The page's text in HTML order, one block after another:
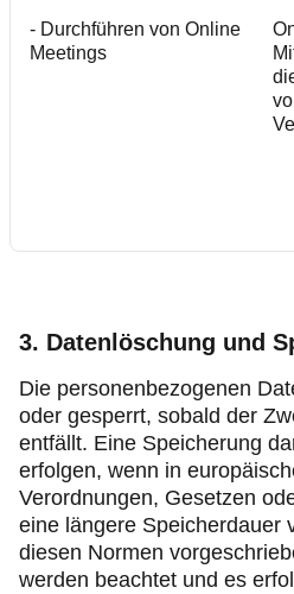
- Durchführen von Online
Meetings
3. Datenlöschung und
Die personenbezogenen
oder gesperrt, sobald der
entfällt. Eine Speicherung
erfolgen, wenn in
Verordnungen, Gesetzen
eine längere Speicherdauer
diesen Normen
werden beachtet und es